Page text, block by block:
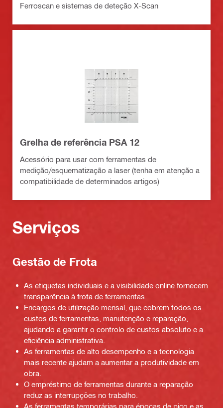
Ferroscan e sistemas de deteção X-Scan
Grelha de referência PSA 12
Acessório para usar com ferramentas de
medição/esquematização a laser (tenha em atenção a
compatibilidade de determinados artigos)
Serviços
Gestão de Frota
As etiquetas individuais e a visibilidade online fornecem
transparência à frota de ferramentas.
Encargos de utilização mensal, que cobrem todos os
custos de ferramentas, manutenção e reparação,
ajudando a garantir o controlo de custos absoluto e a
eficiência administrativa.
As ferramentas de alto desempenho e a tecnologia
mais recente ajudam a aumentar a produtividade em
obra.
O empréstimo de ferramentas durante a reparação
reduz as interrupções no trabalho.
As ferramentas temporárias para épocas de pico e as